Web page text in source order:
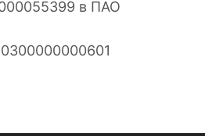
в ПАО